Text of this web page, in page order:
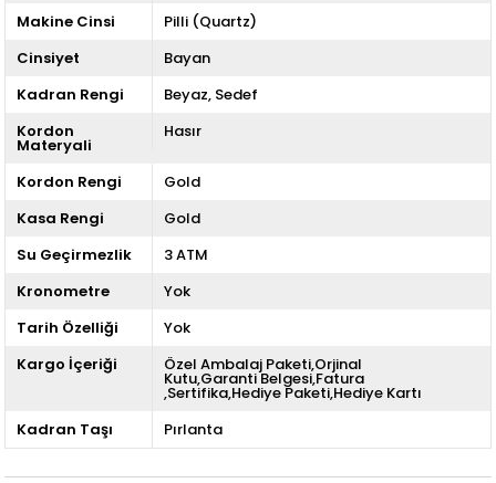
Makine Cinsi
Pilli (Quartz)
Cinsiyet
Bayan
Kadran Rengi
Beyaz Sedef
Kordon
Materyali
Hasır
Kordon Rengi
Gold
Kasa Rengi
Gold
Su Geçirmezlik
3 ATM
Kronometre
Yok
Tarih Özelliği
Yok
Kargo İçeriği
Özel Ambalaj Paketi,Orjinal
Kutu,Garanti Belgesi,Fatura
,Sertifika,Hediye Paketi,Hediye Kartı
Kadran Taşı
Pırlanta